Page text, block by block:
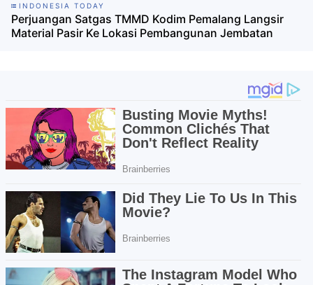
INDONESIA TODAY
Perjuangan Satgas TMMD Kodim Pemalang Langsir
Material Pasir Ke Lokasi Pembangunan Jembatan